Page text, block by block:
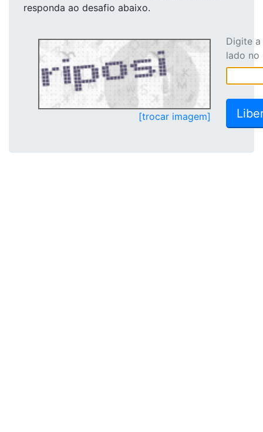
responda ao desafio abaixo.
[trocar imagem]
Digite
lado no